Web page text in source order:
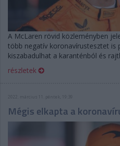
A McLaren rövid közleményben
több negatív koronavírustesztet is
kiszabadulhat a karanténból és
részletek
2022. március 11. péntek, 19:39
Mégis elkapta a